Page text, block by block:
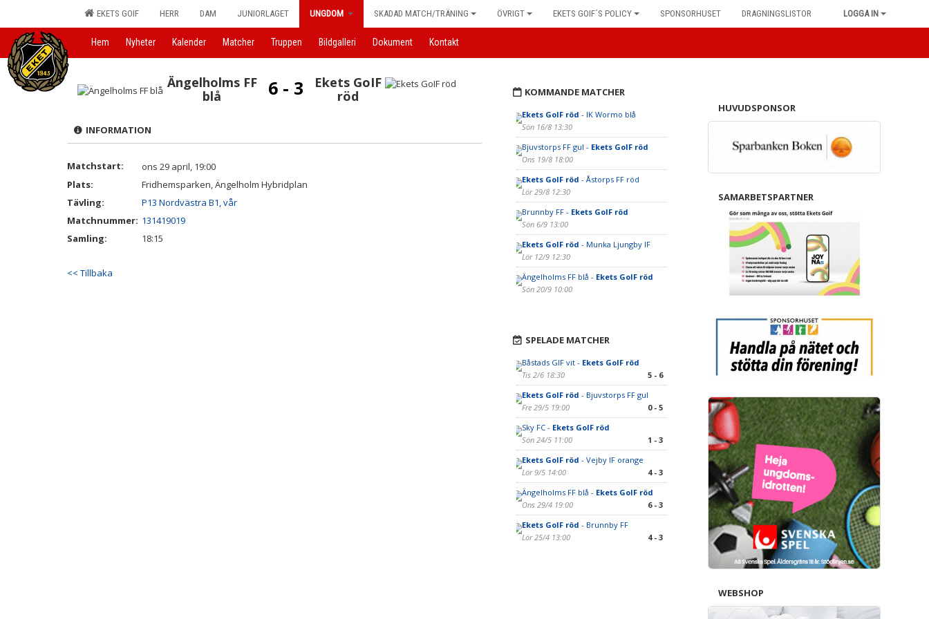
EKETS GOIF HERR DAM JUNIORLAGET UNGDOM SKADAD MATCH/TRÄNING ÖVRIGT EKETS GOIF´S POLICY SPONSORHUSET DRAGNINGSLISTOR LOGGA IN
Hem Nyheter Kalender Matcher Truppen Bildgalleri Dokument Kontakt
Ängelholms FF
blå
6 - 3
Ekets GoIF
röd
INFORMATION
Matchstart:
ons 29 april, 19:00
Plats:
Fridhemsparken, Ängelholm Hybridplan
Tävling:
P13 Nordvästra B1, vår
Matchnummer: 131419019
Samling:
18:15
<< Tillbaka
KOMMANDE MATCHER
Ekets GoIF röd - IK Wormo blå
Sön 16/8 13:30
Bjuvstorps FF gul - Ekets GoIF röd
Ons 19/8 18:00
Ekets GoIF röd - Åstorps FF röd
Lör 29/8 12:30
Brunnby FF - Ekets GoIF röd
Sön 6/9 13:00
Ekets GoIF röd - Munka Ljungby IF
Lör 12/9 12:30
Ängelholms FF blå - Ekets GoIF röd
Sön 20/9 10:00
SPELADE MATCHER
Båstads GIF vit - Ekets GoIF röd
Tis 2/6 18:30
5 - 6
Ekets GoIF röd - Bjuvstorps FF gul
Fre 29/5 19:00
0 - 5
Sky FC - Ekets GoIF röd
Sön 24/5 11:00
1 - 3
Ekets GoIF röd - Vejby IF orange
Lör 9/5 14:00
4 - 3
Ängelholms FF blå - Ekets GoIF röd
Ons 29/4 19:00
6 - 3
Ekets GoIF röd - Brunnby FF
Lör 25/4 13:00
4 - 3
HUVUDSPONSOR
SAMARBETSPARTNER
WEBSHOP